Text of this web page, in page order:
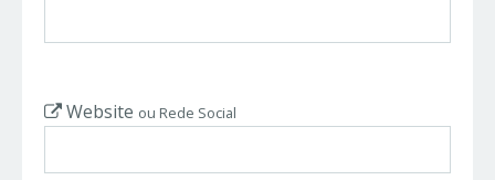
Website ou Rede Social